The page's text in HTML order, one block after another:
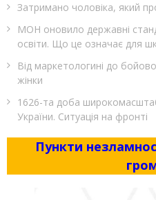
Затримано чоловіка, який
МОН оновило державні
освіти. Що це означає для
Від маркетологині до
жінки
1626-та доба
України. Ситуація на фронті
Пункти